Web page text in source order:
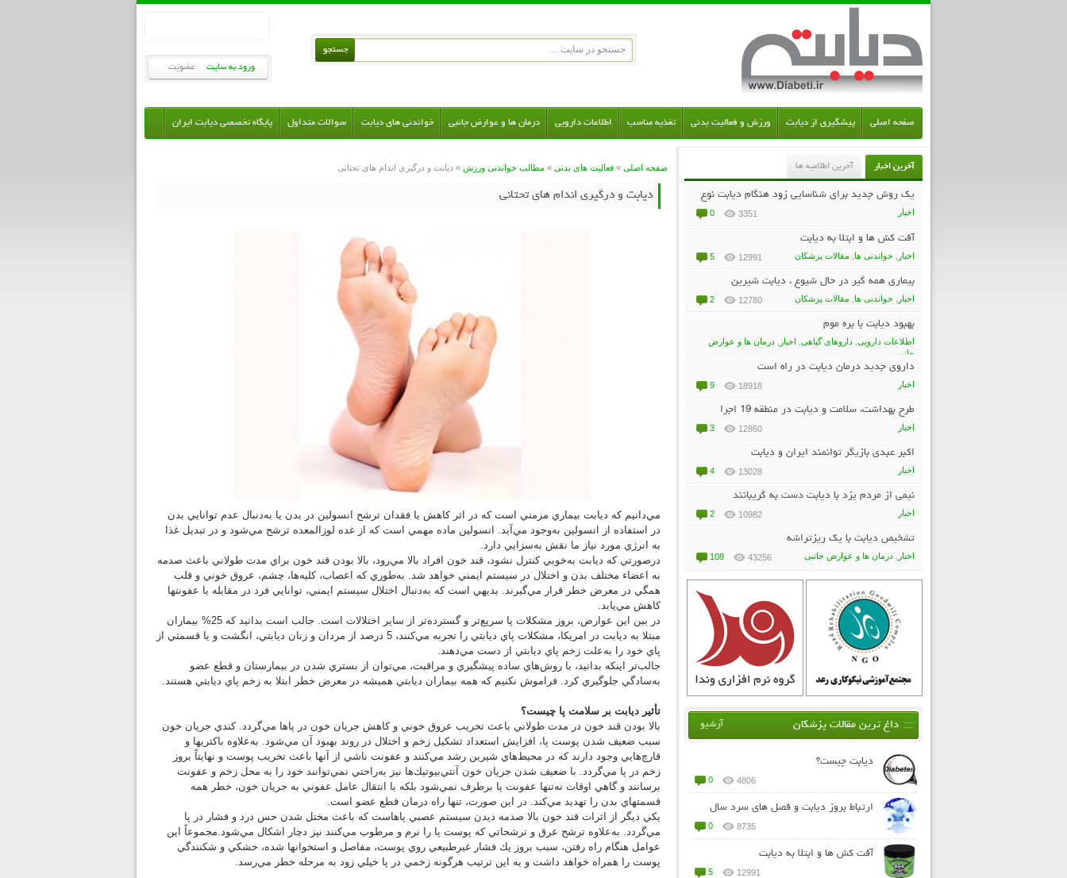
ورود به سایت عضویت
صفحه اصلی پیشگیری از دیابت ورزش و فعالیت بدنی تغذیه مناسب اطلاعات دارویی درمان ها و عوارض جانبی خواندنی های دیابت سوالات متداول پایگاه تخصصی دیابت ایران
آخرین اخبار آخرین اطلاعیه ها
یک روش جدید برای شناسایی زود هنگام دیابت نوع
۲
اخبار 0 3351
آفت کش ها و ابتلا به دیابت
اخبار خواندنی ها مقالات پزشکان 5 12991
بيماري همه گير در حال شيوع ، دیابت شیرین
اخبار خواندنی ها مقالات پزشکان 2 12780
بهبود دیابت با بره موم
اطلاعات دارویی داروهای گیاهی اخبار
درمان ها و عوارض
جانبی
داروی جدید درمان دیابت در راه است
اخبار 9 18918
طرح بهداشت، سلامت و دیابت در منطقه 19 اجرا
می‌شود
اخبار 3 12860
اکبر عبدی بازیگر توانمند ایران و دیابت
اخبار 4 13028
نیمی از مردم یزد با دیابت دست به گریبانند
اخبار 2 10982
تشخیص دیابت با یک ریزتراشه
اخبار درمان ها و عوارض جانبی 108 43256
داغ ترین مقالات پزشکان آرشیو
دیابت چیست؟
0 4806
ارتباط بروز دیابت و فصل های سرد سال
0 8735
آفت کش ها و ابتلا به دیابت
5 12991
صفحه اصلی » فعالیت های بدنی » مطالب خواندنی ورزش » دیابت و درگیری اندام های تحتانی
دیابت و درگیری اندام های تحتانی
مي‌دانيم كه ديابت بيماري مزمني است که در اثر كاهش يا فقدان ترشح انسولين در بدن يا به‌دنبال عدم توانايي بدن
در استفاده از انسولين به‌وجود مي‌آيد. انسولين ماده مهمي است كه از غده لوزالمعده ترشح مي‌شود و در تبديل غذا
به انرژي مورد نياز ما نقش به‌‌سزايي دارد.
درصورتي كه ديابت به‌خوبي كنترل نشود، قند خون افراد بالا مي‌رود، بالا بودن قند خون براي مدت طولاني باعث صدمه
به اعضاء مختلف بدن و اختلال در سيستم ايمني خواهد شد. به‌طوري كه اعصاب، كليه‌ها، چشم، عروق خوني و قلب
همگي در معرض خطر قرار مي‌گيرند. بديهي است كه به‌دنبال اختلال سيستم ايمني، توانايي فرد در مقابله با عفونتها
كاهش مي‌يابد.
در بين اين عوارض، بروز مشكلات پا سريع‌تر و گسترده‌تر از ساير اختلالات است. جالب است بدانيد كه 25% بيماران
مبتلا به ديابت در امريكا، مشكلات پاي ديابتي را تجربه مي‌كنند، 5 درصد از مردان و زنان ديابتي، انگشت و يا قسمتي از
پاي خود را به‌علت زخم پاي ديابتي از دست مي‌دهند.
جالب‌تر اينكه بدانيد، با روش‌هاي ساده پيشگيري و مراقبت، مي‌توان از بستري شدن در بيمارستان و قطع عضو
به‌سادگي جلوگيري كرد. فراموش نكنيم كه همه بيماران ديابتي هميشه در معرض خطر ابتلا به زخم پاي ديابتي هستند.
تأثير ديابت بر سلامت پا چيست؟
بالا بودن قند خون در مدت طولاني باعث تخريب عروق خوني و كاهش جريان خون در پاها مي‌گردد. كندي جريان خون
سبب ضعيف شدن پوست پا، افزايش استعداد تشكيل زخم و اختلال در روند بهبود آن مي‌شود. به‌علاوه باكتريها و
قارچ‌هايي وجود دارند كه در محيط‌هاي شيرين رشد مي‌كنند و عفونت ناشي از آنها باعث تخريب پوست و نهايتاً بروز
زخم در پا مي‌گردد. با ضعيف شدن جريان خون آنتي‌بيوتيك‌ها نيز به‌راحتي نمي‌توانند خود را به محل زخم و عفونت
برسانند و گاهي اوقات نه‌تنها عفونت پا برطرف نمي‌شود بلكه با انتقال عامل عفوني به جريان خون، خطر همه
قسمتهاي بدن را تهديد مي‌كند. در اين صورت، تنها راه درمان قطع عضو است.
يكي ديگر از اثرات قند خون بالا صدمه ديدن سيستم عصبي پاهاست كه باعث مختل شدن حس درد و فشار در پا
مي‌گردد. به‌علاوه ترشح عرق و ترشحاتي كه پوست پا را نرم و مرطوب مي‌كنند نيز دچار اشكال مي‌شود.مجموعاً اين
عوامل هنگام راه رفتن، سبب بروز يك فشار غيرطبيعي روي پوست، مفاصل و استخوانها شده، خشكي و شكنندگي
پوست را همراه خواهد داشت و به اين ترتيب هرگونه زخمي در پا خيلي زود به مرحله خطر مي‌رسد.